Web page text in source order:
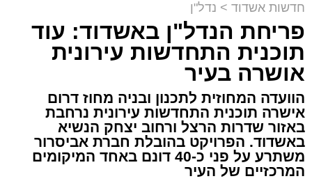
חדשות אשדוד > נדל"ן
פריחת הנדל"ן באשדוד: עוד
תוכנית התחדשות עירונית
אושרה בעיר
הוועדה המחוזית לתכנון ובניה מחוז דרום
אישרה תוכנית התחדשות עירונית נרחבת
באזור שדרות הרצל ורחוב יצחק הנשיא
באשדוד. הפרויקט בהובלת חברת אביסרור
משתרע על פני כ-40 דונם באחד המיקומים
המרכזיים של העיר